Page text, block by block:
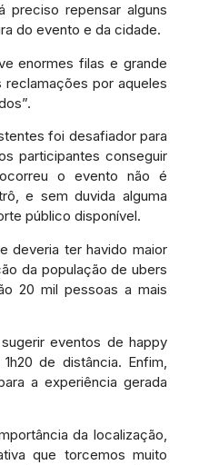
preciso repensar alguns
do evento e da cidade.
enormes filas e grande
reclamações por aqueles
foi desafiador para
participantes conseguir
o evento não é
e sem duvida alguma
público disponível.
deveria ter havido maior
da população de ubers
20 mil pessoas a mais
eventos de happy
de distância. Enfim,
a experiência gerada
da localização,
que torcemos muito